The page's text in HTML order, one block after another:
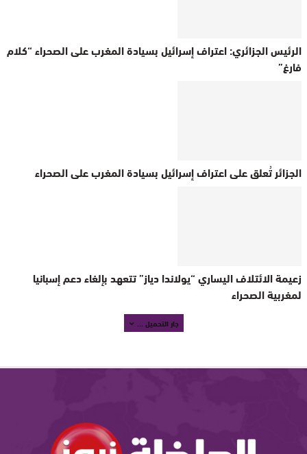
الرئيس الجزائري: اعتراف إسرائيل بسيادة المغرب على الصحراء “كلام
فارغ”
الجزائر تُعلق على اعتراف إسرائيل بسيادة المغرب على الصحراء
زعيمة الائتلاف اليساري “يولاندا دياز” تتعهد بإلغاء دعم إسبانيا
لمغربية الصحراء
جار التحميل ...